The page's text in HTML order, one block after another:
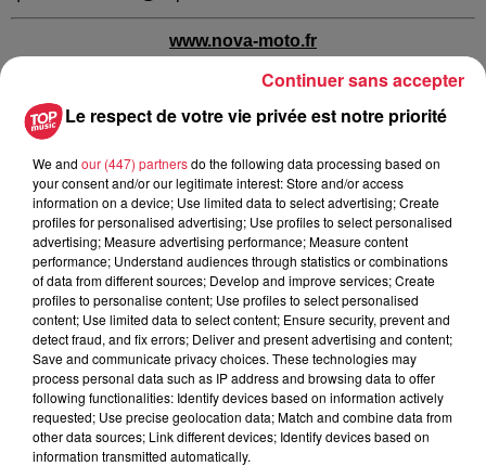
www.nova-moto.fr
http://www.facebook.com/novamotofr
Publié : 11 septembre 2018 à 8h00 - Modifié : 30 octobre
2025 à 16h48 Céline Rinckel
A lire aussi
6 août 2026
À Hoerdt, de l’eau brune sort des
robinets
Le respect de votre vie privée est notre priorité
We and our (447) partnersdo the following data processing based on
your consent and/or our legitimate interest: Store and/or access
information on a device; Use limited data to select advertising; Create
profiles for personalised advertising; Use profiles to select personalised
advertising; Measure advertising performance; Measure content
performance; Understand audiences through statistics or combinations
of data from different sources; Develop and improve services; Create
profiles to personalise content; Use profiles to select personalised
content; Use limited data to select content; Ensure security, prevent and
detect fraud, and fix errors; Deliver and present advertising and content;
Save and communicate privacy choices. These technologies may
process personal data such as IP address and browsing data to offer
following functionalities: Identify devices based on information actively
requested; Use precise geolocation data; Match and combine data from
other data sources; Link different devices; Identify devices based on
information transmitted automatically.
Continuer sans accepter